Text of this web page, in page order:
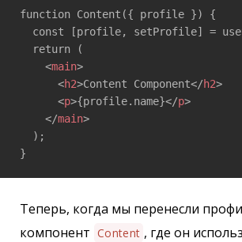
function Content({ profile }) {
const [profile, setProfile] =
  return (
<main>
<h2>Content Component</h2>
<p>{profile.name}</p>
</main>
  );
}
Теперь, когда мы перенесли
компонент Content , где он